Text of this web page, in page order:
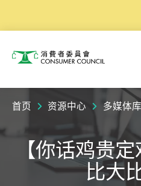
消费者委员会
首页 资源中心 多媒体库
【你话鸡贵
比大